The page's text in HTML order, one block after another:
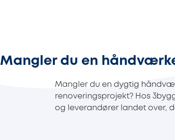
Mangler du en
Mangler du en dygtig
renoveringsprojekt? Hos
og leverandører landet over,